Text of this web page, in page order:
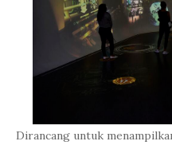
Dirancang untuk